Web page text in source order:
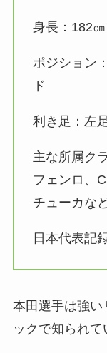
身長：182㎝
ポジション
ド
利き足：左足
主な所属ク
フェンロ、
チューカな
日本代表記
本田選手は強い
ックで知られて